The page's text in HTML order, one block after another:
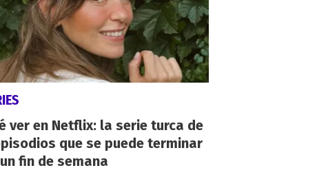
ver en Netflix: la serie turca de
que se puede terminar
fin de semana